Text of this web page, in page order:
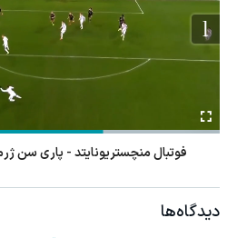
فوتبال منچستریونایتد - پاری
دیدگاه‌ها